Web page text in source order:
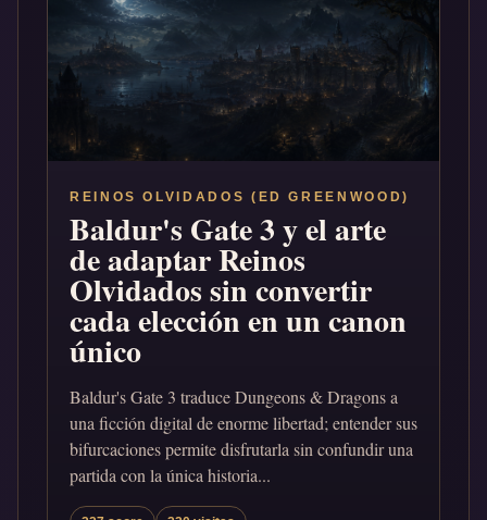
REINOS OLVIDADOS (ED GREENWOOD)
Baldur's Gate 3 y el arte
de adaptar Reinos
Olvidados sin convertir
cada elección en un canon
único
Baldur's Gate 3 traduce Dungeons & Dragons a
una ficción digital de enorme libertad; entender sus
bifurcaciones permite disfrutarla sin confundir una
partida con la única historia...